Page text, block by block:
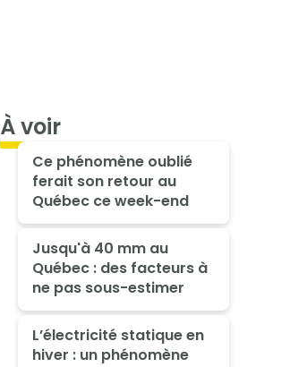
À voir
Ce phénomène oublié
ferait son retour au
Québec ce week-end
Jusqu'à 40 mm au
Québec : des facteurs à
ne pas sous-estimer
L’électricité statique en
hiver : un phénomène